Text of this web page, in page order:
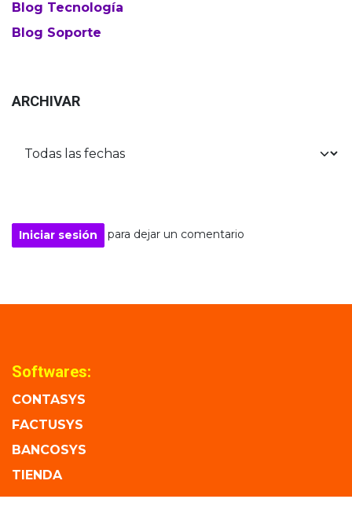
Blog Tecnología
Blog Soporte
ARCHIVAR
Iniciar sesión para dejar un comentario
Softwares:
CONTASYS
FACTUSYS
BANCOSYS
TIENDA